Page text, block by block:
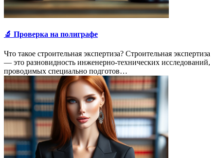
🔬 Проверка на полиграфе
Что такое строительная экспертиза? Строительная экспертиза
— это разновидность инженерно-технических исследований,
проводимых специально подготов…